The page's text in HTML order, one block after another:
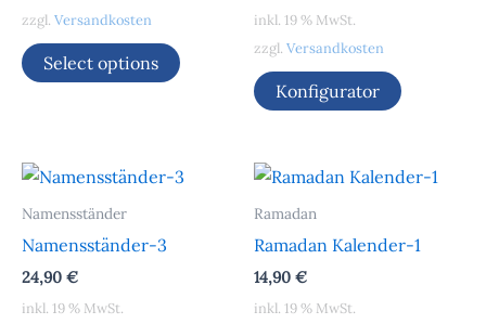
zzgl. Versandkosten
Select options
inkl. 19 % MwSt.
zzgl. Versandkosten
Konfigurator
Namensständer
Namensständer-3
24,90 €
inkl. 19 % MwSt.
Ramadan
Ramadan Kalender-1
14,90 €
inkl. 19 % MwSt.